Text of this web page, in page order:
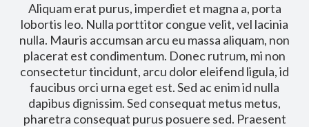
Aliquam erat purus, imperdiet et magna a, porta
lobortis leo. Nulla porttitor congue velit, vel lacinia
nulla. Mauris accumsan arcu eu massa aliquam, non
placerat est condimentum. Donec rutrum, mi non
consectetur tincidunt, arcu dolor eleifend ligula, id
faucibus orci urna eget est. Sed ac enim id nulla
dapibus dignissim. Sed consequat metus metus,
pharetra consequat purus posuere sed. Praesent